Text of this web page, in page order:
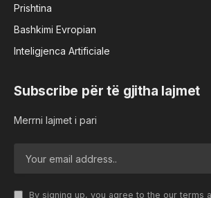
Prishtina
Bashkimi Evropian
Inteligjenca Artificiale
Subscribe për të gjitha lajmet
Merrni lajmet i pari
By signing up, you agree to the our terms